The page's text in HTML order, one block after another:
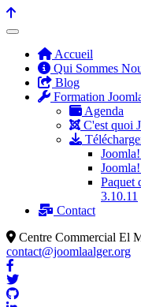
Accueil
Qui Sommes
Blog
Formation
Agenda
C'est quoi
Paquet
3.10.11
Contact
Centre Commercial El
contact@joomlaalger.org
précédente
précédent
suivante
suivant